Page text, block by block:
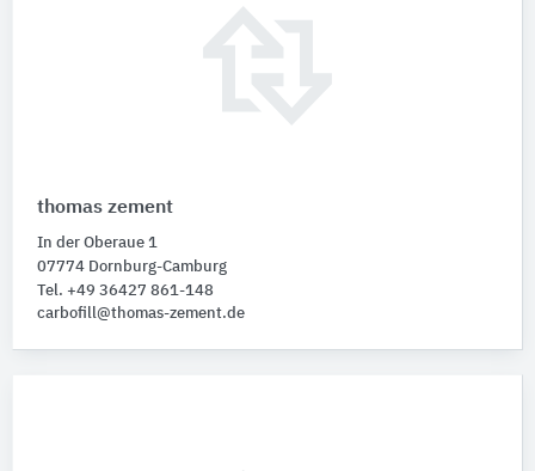
thomas zement
In der Oberaue 1
07774 Dornburg-Camburg
Tel. +49 36427 861-148
carbofill@thomas-zement.de